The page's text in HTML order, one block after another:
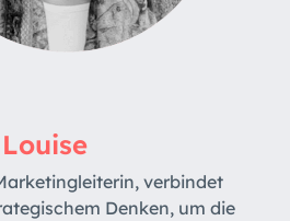
Louise
verbindet
Denken, um die